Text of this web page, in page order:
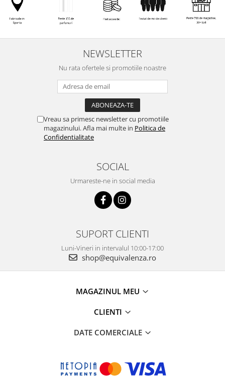
NEWSLETTER
Nu rata ofertele si promotiile noastre
Vreau sa primesc newsletter cu promotiile
magazinului. Afla mai multe in Politica de
Confidentialitate
SOCIAL
Urmareste-ne in social media
SUPORT CLIENTI
Luni-Vineri in intervalul 10:00-17:00
shop@equivalenza.ro
MAGAZINUL MEU
CLIENTI
DATE COMERCIALE